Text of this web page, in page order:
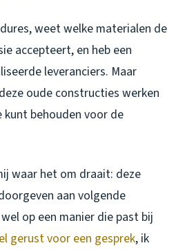
weet welke materialen de
accepteert, en heb een
leveranciers. Maar
oude constructies werken
kunt behouden voor de
waar het om draait: deze
aan volgende
op een manier die past bij
gerust voor een gesprek, ik